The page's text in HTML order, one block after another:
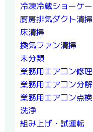
冷凍冷蔵ショーケ
厨房排気ダクト清掃
床清掃
換気ファン清掃
未分類
業務用エアコン修理
業務用エアコン分
業務用エアコン点検
洗浄
組み上げ・試運転